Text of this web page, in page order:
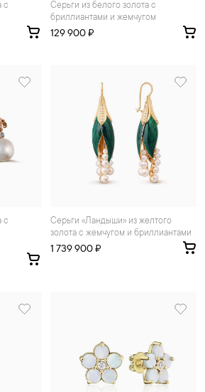
Серьги из белого золота с
бриллиантами и жемчугом
129 900 ₽
Серьги «Ландыши» из желтого
золота с жемчугом и бриллиантами
1 739 900 ₽